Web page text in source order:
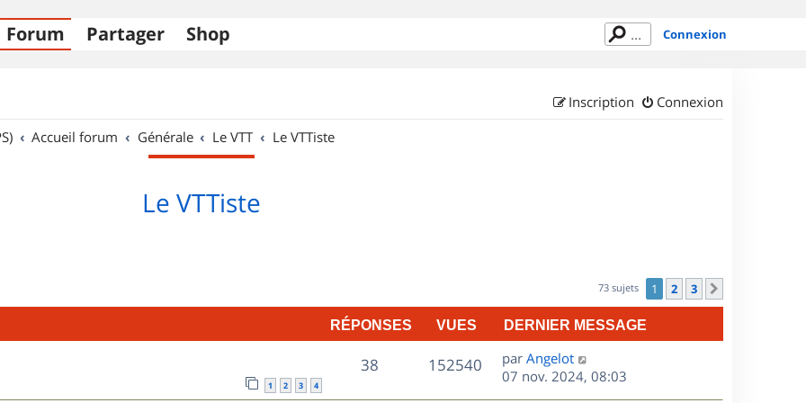
Forum Partager Shop Connexion
Connexion
Inscription
Accueil forum Générale Le VTT Le VTTiste
Le VTTiste
73 sujets 1 2 3
RÉPONSES VUES DERNIER MESSAGE
1 2 3 4
38R
é
152540V
u
D
e
par Angelot
07 nov. 2024, 08:03